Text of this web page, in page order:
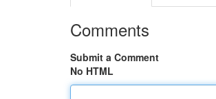
Comments
Submit a Comment
No HTML